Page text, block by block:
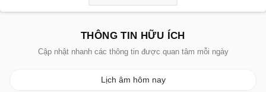
THÔNG TIN HỮU ÍCH
Cập nhật nhanh các thông tin được quan tâm mỗi ngày
Lịch âm hôm nay